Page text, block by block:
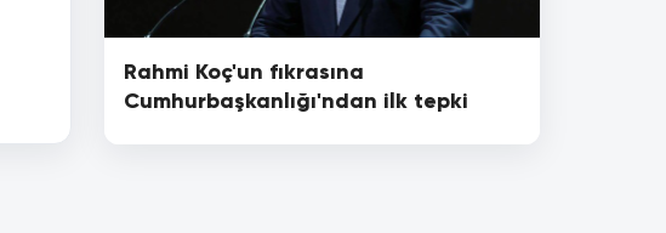
Rahmi Koç'un fıkrasına
Cumhurbaşkanlığı'ndan ilk tepki